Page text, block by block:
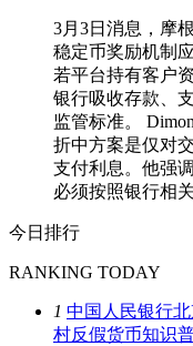
3月3日消息，摩
稳定币奖励机制
若平台持有客户
银行吸收存款、
监管标准。
折中方案是仅对
支付利息。他强
必须按照银行相
今日排行
RANKING TODAY
1 中国人民银行
村反假货币知识